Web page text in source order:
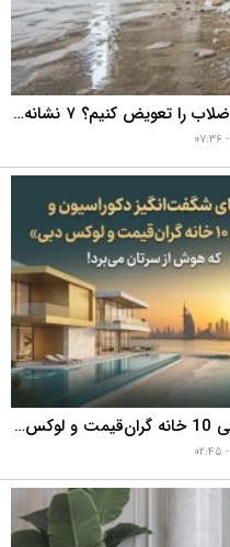
در بازسازی خانه، چه زمانی باید لوله فاضلاب را تعویض کنیم؟ ۷ نشانه‌ای که نباید نادیده بگیرید
رازهای شگفت‌انگیز دکوراسیون و طراحی 10 خانه گران‌قیمت و لوکس دبی که هوش از سرتان می‌برد!